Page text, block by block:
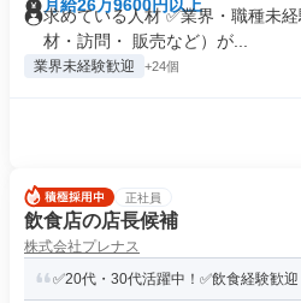
月給26万9600円以上
求めている人材 ✅業界・職種未
材・訪問・ 販売など）が...
業界未経験歓迎 +24個
正社員
飲食店の店長候補
株式会社プレナス
✅20代・30代活躍中！✅飲食経験歓